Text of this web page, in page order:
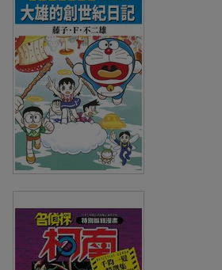
NT$140 90折 NT$126 (USD4.18)
創世紀日記
90折 NT$108 (USD